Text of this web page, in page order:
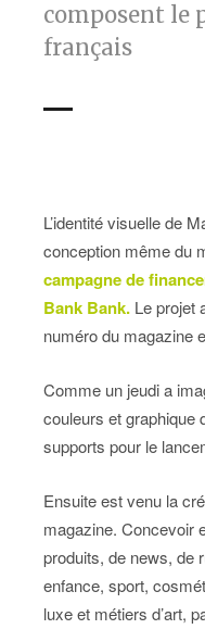
composent le
français
L’identité visuelle de
conception même du
campagne de
Bank Bank. Le projet
numéro du magazine
Comme un jeudi a
couleurs et graphique
supports pour le
Ensuite est venu la
magazine. Concevoir
produits, de news, de
enfance, sport,
luxe et métiers d’art,